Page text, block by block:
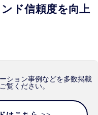
ド信頼度を向上
ション事例などを多数掲載
覧ください。